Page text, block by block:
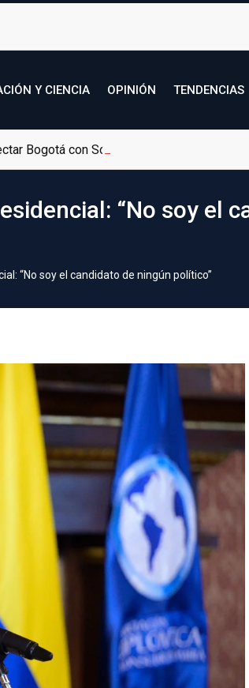
Y CIENCIA OPINIÓN TENDENCIAS
Bogotá con Soacha
“No soy el
“No soy el candidato de ningún político”